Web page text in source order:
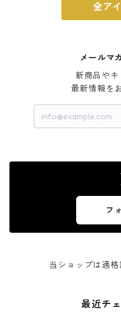
全ア
メールマ
新商品や
最新情報を
フ
当ショップは適格
最近チ